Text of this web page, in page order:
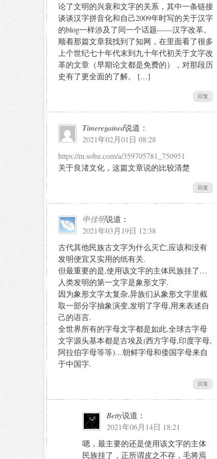
论了文明的兴衰和文字的关系，其中一条链接
谈谈汉字拼音化和自己2009年时写的关于汉字
的blog一样涉及了同一个话题——汉字改革。
顺着那篇文章我找到了知网，在里面看了很多
上个世纪七十年代末到九十年代初关于文字改
革的文章（早期论文都是免费的），对那段历
史有了更全面的了解。 […]
回复
Timeregained说道：
2021年02月01日 08:28
https://m.sohu.com/a/359705781_750951
关于良渚文化，这篇文章说的比较清楚
回复
申佳明说道：
2021年03月19日 12:38
古代其他民族古文字为什么灭亡,应该和没有
发明便宜又实用的纸有关.
但最重要的是,使用该文字的主体民族挂了…
人类发明的第一文字是象形文字.
因为象形文字太复杂,异族们从象形文字里截
取一部分字抽象演变,发明了字母,用来表述自
己的语言.
全世界所有的字母文字都是如此.全球古字母
文字源头基本都是古埃及(西方字母,印度字母,
阿拉伯字母等等)…朝鲜字母和倭国字母来自
于中国字.
回复
Betty说道：
2021年06月14日 18:21
嗯，最主要的还是使用该文字的主体
民族挂了，正所谓皮之不存，毛将焉